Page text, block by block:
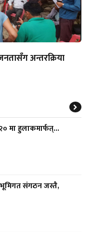
जनतासँग अन्तरक्रिया
मा हुलाकमार्फत्...
संगठन जस्तै,